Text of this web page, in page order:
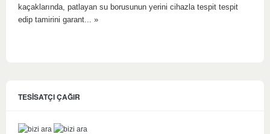
kaçaklarında, patlayan su borusunun yerini cihazla tespit tespit
edip tamirini garant... »
TESİSATÇI ÇAĞIR